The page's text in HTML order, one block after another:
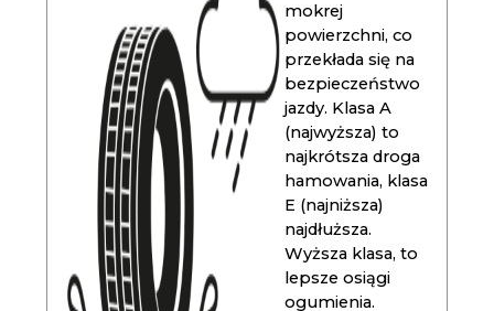
mokrej
powierzchni, co
przekłada się na
bezpieczeństwo
jazdy. Klasa A
(najwyższa) to
najkrótsza droga
hamowania, klasa
E (najniższa)
najdłuższa.
Wyższa klasa, to
lepsze osiągi
ogumienia.